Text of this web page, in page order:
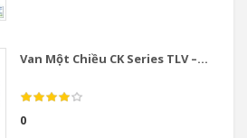
Van Một Chiều CK Series TLV –...
0